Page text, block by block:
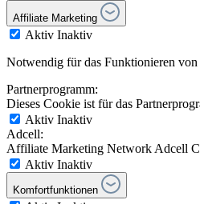
Affiliate Marketing
Aktiv Inaktiv
Notwendig für das Funktionieren
Partnerprogramm:
Dieses Cookie ist für das
Aktiv Inaktiv
Adcell:
Affiliate Marketing Network Adcell
Aktiv Inaktiv
Komfortfunktionen